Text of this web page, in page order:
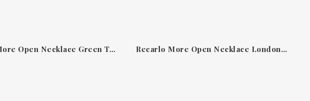
Recarlo More Open Necklace Green Tourmaline N86RI018/GTRV-OS Recarlo More Open Necklace London Blue Topaz N86RI019/GTOL-OS